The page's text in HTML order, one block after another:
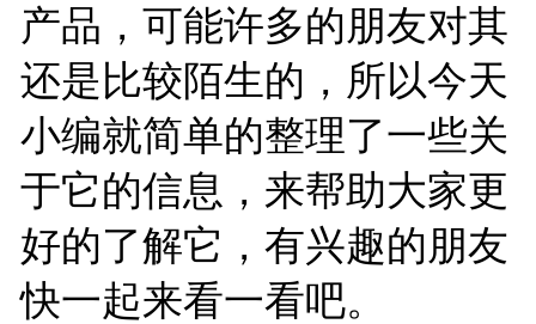
产品，可能许多的朋友对其
还是比较陌生的，所以今天
小编就简单的整理了一些关
于它的信息，来帮助大家更
好的了解它，有兴趣的朋友
快一起来看一看吧。